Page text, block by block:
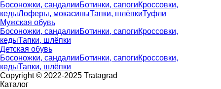
Босоножки, сандалииБотинки, сапогиКроссовки,
кедыЛоферы, мокасиныТапки, шлёпкиТуфли
Мужская обувь
Босоножки, сандалииБотинки, сапогиКроссовки,
кедыТапки, шлёпки
Детская обувь
Босоножки, сандалииБотинки, сапогиКроссовки,
кедыТапки, шлёпки
Copyright © 2022-2025 Tratagrad
Каталог